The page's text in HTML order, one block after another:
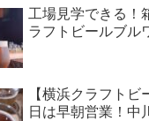
工場見学できる！
ラフトビールブル
【横浜クラフトビ
日は早朝営業！中